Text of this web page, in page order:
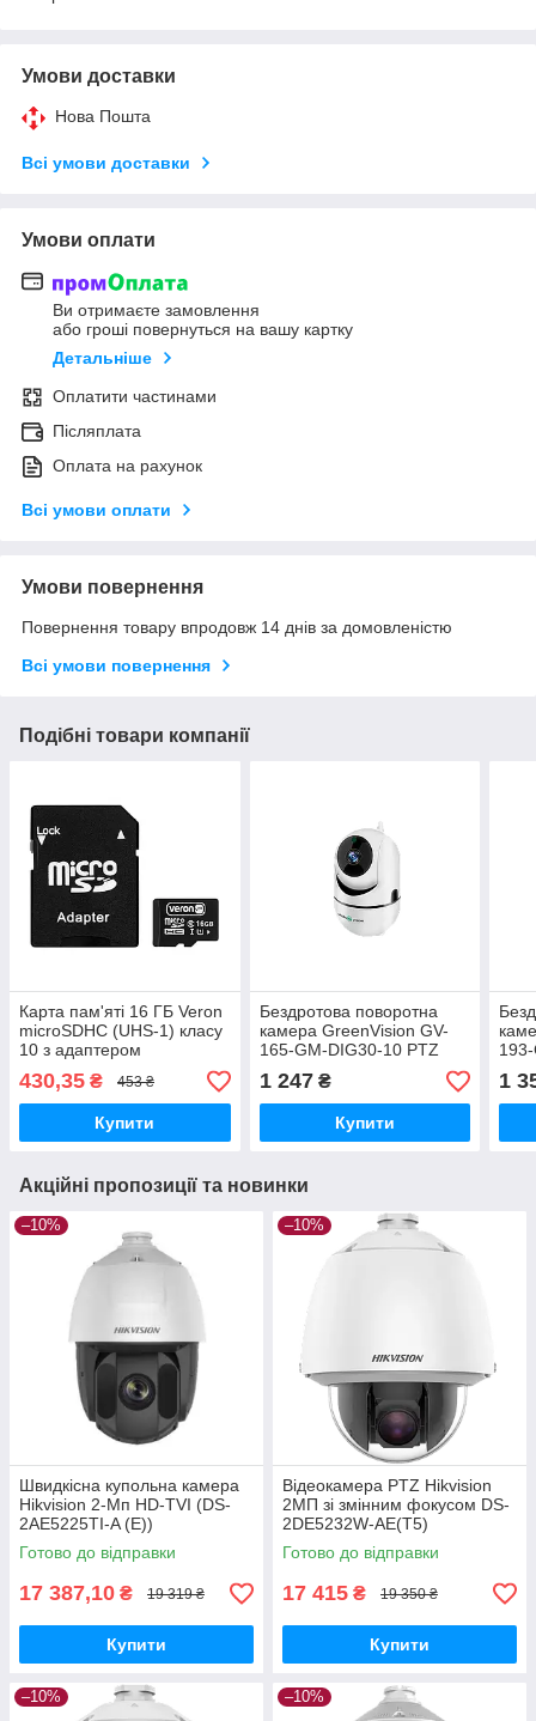
Умови доставки
Нова Пошта
Всі умови доставки
Умови оплати
Ви отримаєте замовлення
або гроші повернуться на вашу картку
Детальніше
Оплатити частинами
Післяплата
Оплата на рахунок
Всі умови оплати
Умови повернення
Повернення товару впродовж 14 днів за домовленістю
Всі умови повернення
Подібні товари компанії
Карта пам'яті 16 ГБ Veron
microSDHC (UHS-1) класу
10 з адаптером
430,35 ₴ 453 ₴
Купити
Бездротова поворотна
камера GreenVision GV-
165-GM-DIG30-10 PTZ
3MP
1 247₴
Купити
1
Акційні пропозиції та новинки
–10%
Швидкісна купольна камера
Hikvision 2-Мп HD-TVI (DS-
2AE5225TI-A (E))
Готово до відправки
17 387,10 ₴ 19 319 ₴
Купити
–10%
Відеокамера PTZ Hikvision
2МП зі змінним фокусом DS-
2DE5232W-AE(T5)
Готово до відправки
17 415 ₴ 19 350 ₴
Купити
–10% –10%